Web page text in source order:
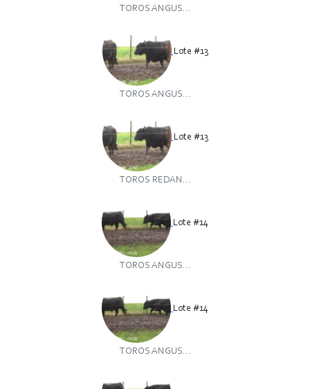
TOROS ANGUS...
Lote #13
TOROS ANGUS...
Lote #13
TOROS REDAN...
Lote #14
TOROS ANGUS...
Lote #14
TOROS ANGUS...